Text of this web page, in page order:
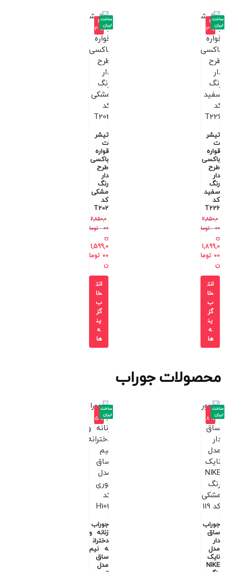
-3
3%
تیشر
ت
قواره
باکسی
طرح
دار
رنگ
سفید
کد
T226
2,850,0
00
توما
ن
1,899,0
00 توما
ن
ساخت
ایران
انت
خا
ب
گز
ین
ه
ها
-4
4%
تیشر
ت
قواره
باکسی
طرح
دار
رنگ
مشکی
کد
T202
2,850,0
00
توما
ن
1,599,0
00 توما
ن
ساخت
ایران
انت
خا
ب
گز
ین
ه
ها
محصولات جوراب
-1
8%
جوراب
ساق
دار
مدل
نایک
NIKE
ساخت
ایران
-1
5%
جوراب
زنانه و
دختران
ه نیم
ساق
مدل
ساخت
ایران